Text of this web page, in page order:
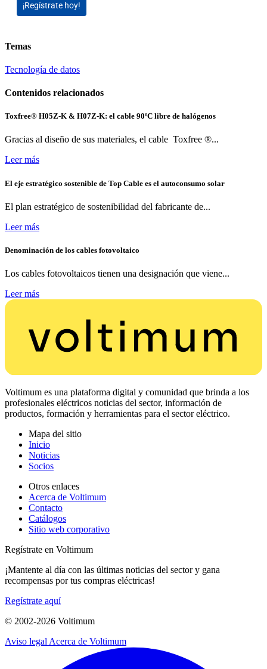
¡Regístrate hoy!
Temas
Tecnología de datos
Contenidos relacionados
Toxfree® H05Z-K & H07Z-K: el cable 90ºC libre de halógenos
Gracias al diseño de sus materiales, el cable Toxfree ®...
Leer más
El eje estratégico sostenible de Top Cable es el autoconsumo solar
El plan estratégico de sostenibilidad del fabricante de...
Leer más
Denominación de los cables fotovoltaico
Los cables fotovoltaicos tienen una designación que viene...
Leer más
Voltimum es una plataforma digital y comunidad que brinda a los
profesionales eléctricos noticias del sector, información de
productos, formación y herramientas para el sector eléctrico.
Mapa del sitio
Inicio
Noticias
Socios
Otros enlaces
Acerca de Voltimum
Contacto
Catálogos
Sitio web corporativo
Regístrate en Voltimum
¡Mantente al día con las últimas noticias del sector y gana
recompensas por tus compras eléctricas!
Regístrate aquí
© 2002-2026 Voltimum
Aviso legal Acerca de Voltimum